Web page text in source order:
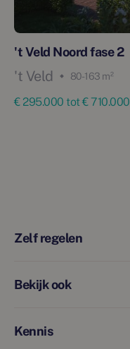
't Veld Noord fase 2
't Veld 80 - 163 m²
€ 295.000 tot € 710.000
Zelf regelen
Bekijk ook
Kennis